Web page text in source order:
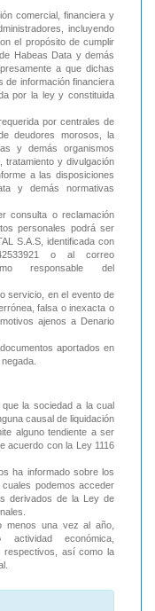
comercial, financiera y
incluyendo
el propósito de cumplir
Habeas Data y demás
a que dichas
de información financiera
por la ley y constituida
por centrales de
deudores morosos, la
y demás organismos
tratamiento y divulgación
a las disposiciones
y demás normativas
consulta o reclamación
personales podrá ser
S.A.S, identificada con
o al correo
responsable del
servicio, en el evento de
falsa o inexacta o
ajenos a Denario
aportados en
que la sociedad a la cual
causal de liquidación
alguno tendiente a ser
acuerdo con la Ley 1116
ha informado sobre los
podemos acceder
derivados de la Ley de
menos una vez al año,
económica,
respectivos, así como la